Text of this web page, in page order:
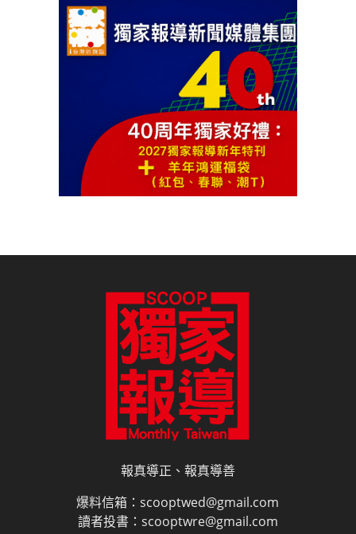
報真導正、報真導善
爆料信箱：scooptwed@gmail.com
讀者投書：scooptwre@gmail.com